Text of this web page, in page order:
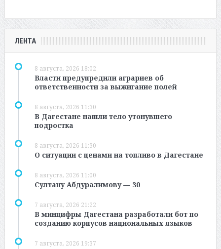
ЛЕНТА
8 августа, 2026 18:02
Власти предупредили аграриев об
ответственности за выжигание полей
8 августа, 2026 11:30
В Дагестане нашли тело утонувшего
подростка
8 августа, 2026 11:30
О ситуации с ценами на топливо в Дагестане
8 августа, 2026 11:00
Султану Абдуралимову — 30
7 августа, 2026 21:22
В минцифры Дагестана разработали бот по
созданию корпусов национальных языков
7 августа, 2026 19:37